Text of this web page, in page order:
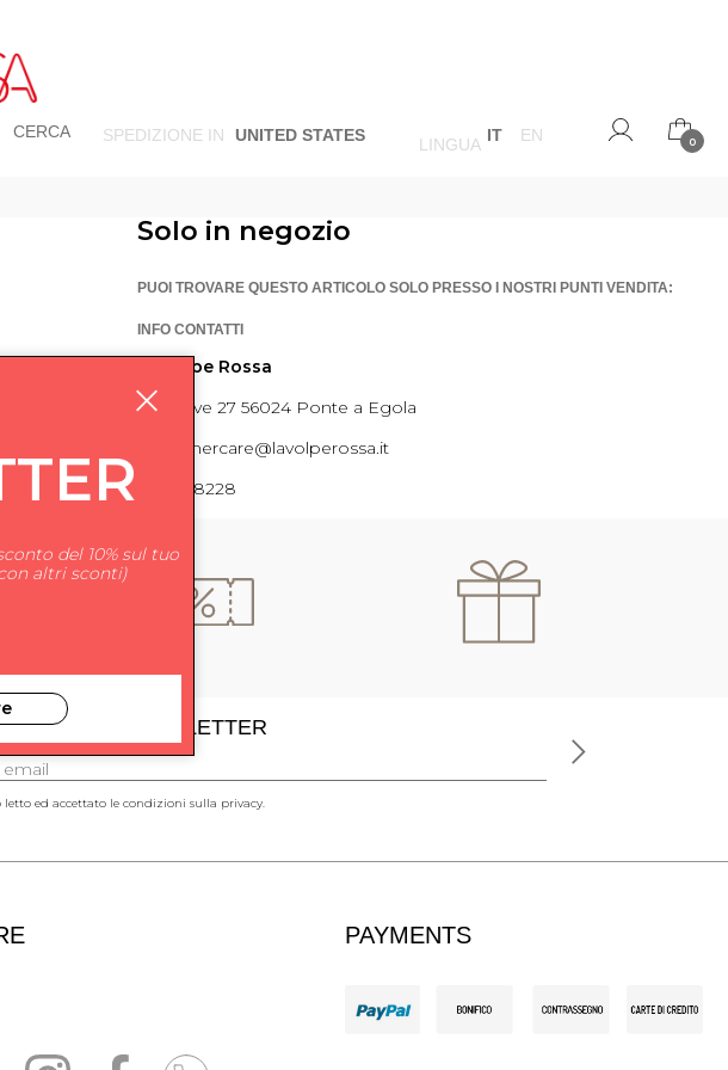
SPEDIZIONE IN UNITED STATES LINGUA IT EN 0
CERCA
Solo in negozio
PUOI TROVARE QUESTO ARTICOLO SOLO PRESSO I NOSTRI PUNTI VENDITA:
INFO CONTATTI
La Volpe Rossa
Via Piave 27 56024 Ponte a Egola
customercare@lavolperossa.it
0571498228
ALLA NEWSLETTER
letto ed accettato le condizioni sulla privacy.
PAYMENTS
del 10% sul tuo
altri sconti)